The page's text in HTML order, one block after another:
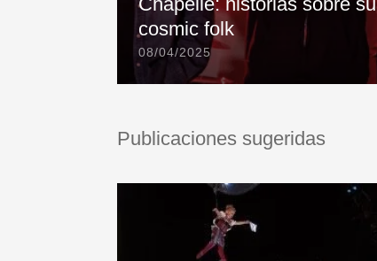
cosmic folk
08/04/2025
Publicaciones sugeridas